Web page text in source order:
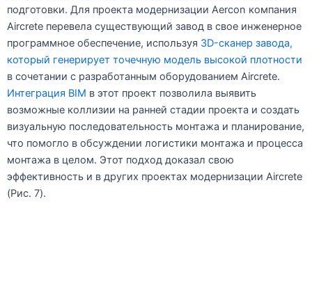
подготовки. Для проекта модернизации Aercon компания
Aircrete перевела существующий завод в свое инженерное
программное обеспечение, используя 3D-сканер завода,
который генерирует точечную модель высокой плотности
в сочетании с разработанным оборудованием Aircrete.
Интеграция BIM в этот проект позволила выявить
возможные коллизии на ранней стадии проекта и создать
визуальную последовательность монтажа и планирование,
что помогло в обсуждении логистики монтажа и процесса
монтажа в целом. Этот подход доказал свою
эффективность и в других проектах модернизации Aircrete
(Рис. 7).